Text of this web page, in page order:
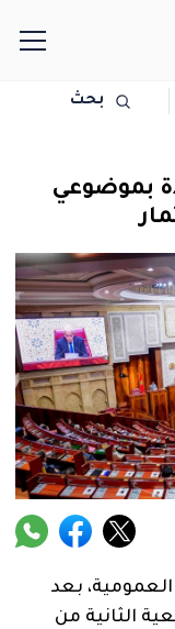
بحث
بموضوعي
بعد
الثانية من